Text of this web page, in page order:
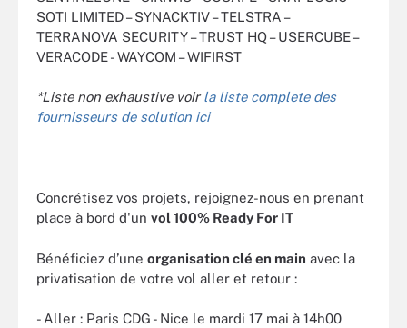
SOTI LIMITED – SYNACKTIV – TELSTRA –
TERRANOVA SECURITY – TRUST HQ – USERCUBE –
VERACODE - WAYCOM – WIFIRST
*Liste non exhaustive voirla liste complete des
fournisseurs de solution ici
Concrétisez vos projets, rejoignez-nous en prenant
place à bord d'un vol 100% Ready For IT
Bénéficiez d’une organisation clé en main avec la
privatisation de votre vol aller et retour :
- Aller : Paris CDG - Nice le mardi 17 mai à 14h00